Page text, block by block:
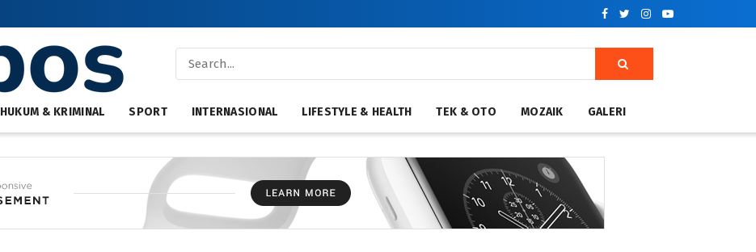
HUKUM & KRIMINAL SPORT INTERNASIONAL LIFESTYLE & HEALTH TEK & OTO MOZAIK GALERI